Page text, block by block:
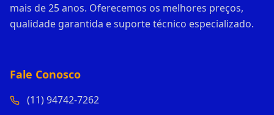
mais de 25 anos. Oferecemos os melhores preços,
qualidade garantida e suporte técnico especializado.
Fale Conosco
(11) 94742-7262